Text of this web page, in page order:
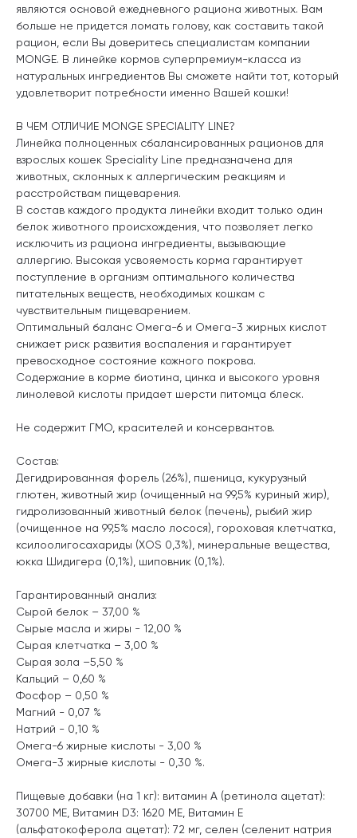
являются основой ежедневного рациона животных. Вам
больше не придется ломать голову, как составить такой
рацион, если Вы доверитесь специалистам компании
MONGE. В линейке кормов суперпремиум-класса из
натуральных ингредиентов Вы сможете найти тот, который
удовлетворит потребности именно Вашей кошки!
В ЧЕМ ОТЛИЧИЕ MONGE SPECIALITY LINE?
Линейка полноценных сбалансированных рационов для
взрослых кошек Speciality Line предназначена для
животных, склонных к аллергическим реакциям и
расстройствам пищеварения.
В состав каждого продукта линейки входит только один
белок животного происхождения, что позволяет легко
исключить из рациона ингредиенты, вызывающие
аллергию. Высокая усвояемость корма гарантирует
поступление в организм оптимального количества
питательных веществ, необходимых кошкам с
чувствительным пищеварением.
Оптимальный баланс Омега-6 и Омега-3 жирных кислот
снижает риск развития воспаления и гарантирует
превосходное состояние кожного покрова.
Содержание в корме биотина, цинка и высокого уровня
линолевой кислоты придает шерсти питомца блеск.
Не содержит ГМО, красителей и консервантов.
Состав:
Дегидрированная форель (26%), пшеница, кукурузный
глютен, животный жир (очищенный на 99,5% куриный жир),
гидролизованный животный белок (печень), рыбий жир
(очищенное на 99,5% масло лосося), гороховая клетчатка,
ксилоолигосахариды (XOS 0,3%), минеральные вещества,
юкка Шидигера (0,1%), шиповник (0,1%).
Гарантированный анализ:
Сырой белок – 37,00 %
Сырые масла и жиры - 12,00 %
Сырая клетчатка – 3,00 %
Сырая зола –5,50 %
Кальций – 0,60 %
Фосфор – 0,50 %
Магний - 0,07 %
Натрий - 0,10 %
Омега-6 жирные кислоты - 3,00 %
Омега-3 жирные кислоты - 0,30 %.
Пищевые добавки (на 1 кг): витамин A (ретинола ацетат):
30700 МЕ, Витамин D3: 1620 МЕ, Витамин Е
(альфатокоферола ацетат): 72 мг, селен (селенит натрия